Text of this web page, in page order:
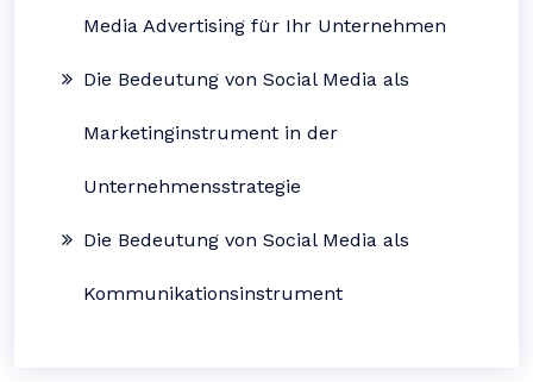
Media Advertising für Ihr Unternehmen
Die Bedeutung von Social Media als
Marketinginstrument in der
Unternehmensstrategie
Die Bedeutung von Social Media als
Kommunikationsinstrument